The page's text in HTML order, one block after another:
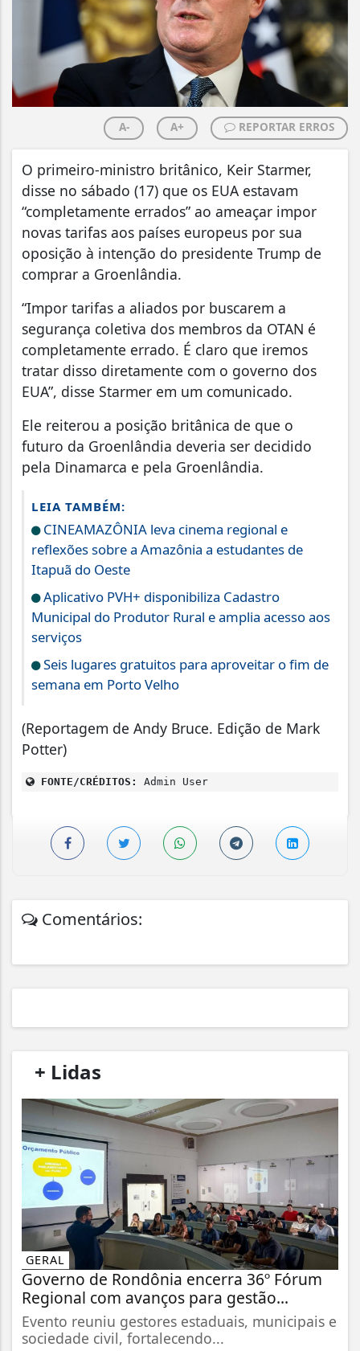
A- A+ REPORTAR ERROS
O primeiro-ministro britânico, Keir Starmer,
disse no sábado (17) que os EUA estavam
“completamente errados” ao ameaçar impor
novas tarifas aos países europeus por sua
oposição à intenção do presidente Trump de
comprar a Groenlândia.
“Impor tarifas a aliados por buscarem a
segurança coletiva dos membros da OTAN é
completamente errado. É claro que iremos
tratar disso diretamente com o governo dos
EUA”, disse Starmer em um comunicado.
Ele reiterou a posição britânica de que o
futuro da Groenlândia deveria ser decidido
pela Dinamarca e pela Groenlândia.
LEIA TAMBÉM:
CINEAMAZÔNIA leva cinema regional e
reflexões sobre a Amazônia a estudantes de
Itapuã do Oeste
Aplicativo PVH+ disponibiliza Cadastro
Municipal do Produtor Rural e amplia acesso aos
serviços
Seis lugares gratuitos para aproveitar o fim de
semana em Porto Velho
(Reportagem de Andy Bruce. Edição de Mark
Potter)
FONTE/CRÉDITOS: Admin User
Comentários:
+ Lidas
GERAL
Governo de Rondônia encerra 36º Fórum
Regional com avanços para gestão...
Evento reuniu gestores estaduais, municipais e
sociedade civil, fortalecendo...